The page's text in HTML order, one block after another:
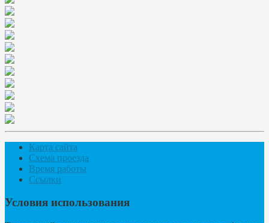
Карта сайта
Схема проезда
Время работы
Ссылки
Условия использования